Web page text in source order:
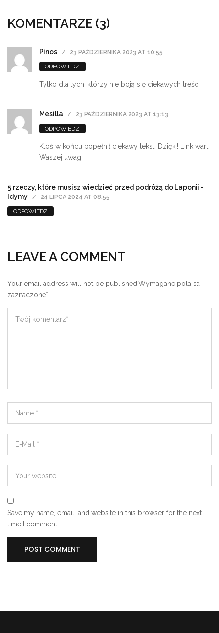
KOMENTARZE (3)
Pinos 23 PAŹDZIERNIKA 2023 AT 10:55
ODPOWIEDZ
Tylko dla tych, którzy nie boją się ciekawych treści
Mesilla 23 PAŹDZIERNIKA 2023 AT 13:13
ODPOWIEDZ
Ktoś w końcu popełnił ciekawy tekst. Dzięki! Link wart
Waszej uwagi
5 rzeczy, które musisz wiedzieć przed podróżą do Laponii -
Idymy
24 LIPCA 2024 AT 08:55
ODPOWIEDZ
LEAVE A COMMENT
Your email address will not be published.Wymagane pola sa
zaznaczone*
Save my name, email, and website in this browser for the next
time I comment.